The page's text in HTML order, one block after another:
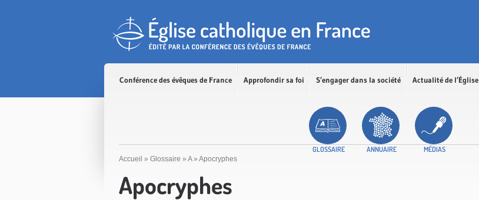
Conférence des évêques de France Approfondir sa foi S’engager dans la société Actualité de l’Église
GLOSSAIRE ANNUAIRE MÉDIAS
Accueil » Glossaire » A» Apocryphes
Apocryphes